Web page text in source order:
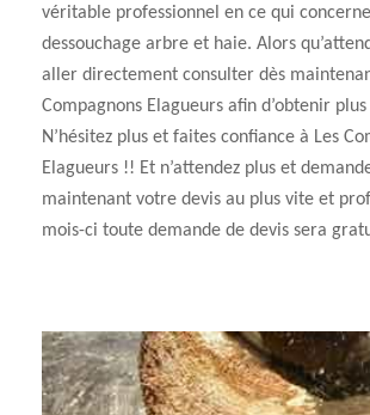
véritable professionnel en ce qui
dessouchage arbre et haie. Alors
aller directement consulter dès
Compagnons Elagueurs afin d’obtenir
N’hésitez plus et faites confiance à Les
Elagueurs !! Et n’attendez plus et
maintenant votre devis au plus vite et
mois-ci toute demande de devis sera